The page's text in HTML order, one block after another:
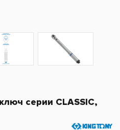
серии CLASSIC,